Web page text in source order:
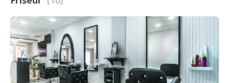
Barbershop
Nagelstudio
Tattoo & Piercing
Sonnenstudio